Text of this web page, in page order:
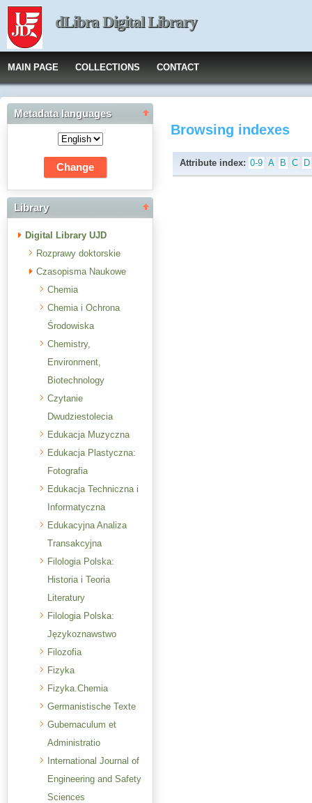
dLibra Digital Library
MAIN PAGE COLLECTIONS CONTACT
Metadata languages
Library
Digital Library UJD
Rozprawy doktorskie
Czasopisma Naukowe
Chemia
Chemia i Ochrona
Środowiska
Chemistry,
Environment,
Biotechnology
Czytanie
Dwudziestolecia
Edukacja Muzyczna
Edukacja Plastyczna:
Fotografia
Edukacja Techniczna i
Informatyczna
Edukacyjna Analiza
Transakcyjna
Filologia Polska:
Historia i Teoria
Literatury
Filologia Polska:
Językoznawstwo
Filozofia
Fizyka
Fizyka.Chemia
Germanistische Texte
Gubernaculum et
Administratio
International Journal of
Engineering and Safety
Sciences
Browsing indexes
Attribute index: 0-9 A B C D